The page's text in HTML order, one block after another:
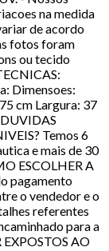
na medida
de acordo
fotos foram
ou tecido
Dimensoes:
cm Largura: 37
Temos 6
e mais de 30
ESCOLHER A
pagamento
o vendedor e o
referentes
para a
AO